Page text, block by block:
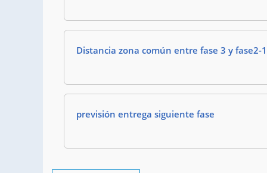
Distancia zona común entre fase 3 y fase2-1
previsión entrega siguiente fase